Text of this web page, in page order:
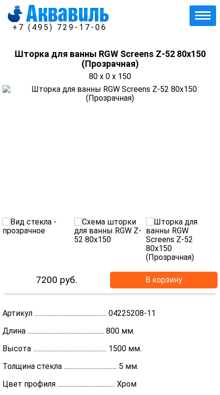
+7 (495) 729-17-06
Шторка для ванны RGW Screens Z-52 80x150
(Прозрачная)
80 x 0 x 150
7200 руб. В корзину
Артикул ................................................. 04225208-11
Длина .................................................... 800 мм.
Высота .................................................. 1500 мм.
Толщина стекла .................................... 5 мм.
Цвет профиля ....................................... Хром